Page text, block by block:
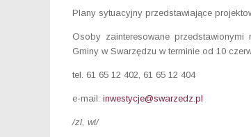
Plany sytuacyjny przedstawiające
Osoby zainteresowane
Gminy w Swarzędzu w terminie od 10
tel. 61 65 12 402, 61 65 12 404
e-mail: inwestycje@swarzedz.pl
/zl, wi/